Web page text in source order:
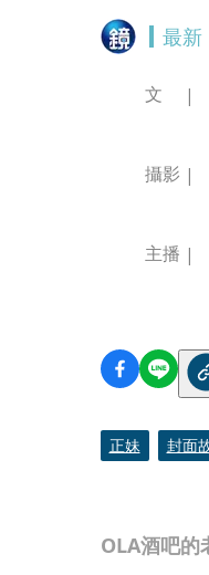
最新
OLA酒吧的
文
攝影
主播
正妹 封面